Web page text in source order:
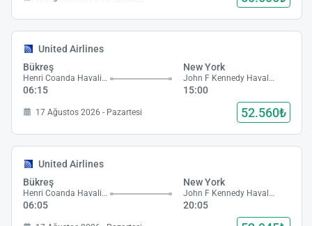
United Airlines
Bükreş
Henri Coanda Havalimanı
06:15
New York
John F Kennedy Havalimanı
15:00
17 Ağustos 2026 - Pazartesi 52.560₺
United Airlines
Bükreş
Henri Coanda Havalimanı
06:05
New York
John F Kennedy Havalimanı
20:05